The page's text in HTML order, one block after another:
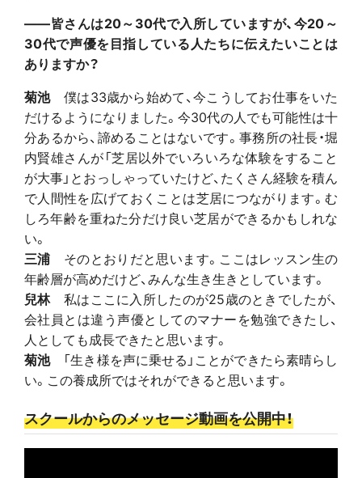
――皆さんは20～30代で入所していますが、今20～
30代で声優を目指している人たちに伝えたいことは
ありますか？
菊池僕は33歳から始めて、今こうしてお仕事をいた
だけるようになりました。今30代の人でも可能性は十
分あるから、諦めることはないです。事務所の社長・堀
内賢雄さんが「芝居以外でいろいろな体験をすること
が大事」とおっしゃっていたけど、たくさん経験を積ん
で人間性を広げておくことは芝居につながります。む
しろ年齢を重ねた分だけ良い芝居ができるかもしれな
い。
三浦 そのとおりだと思います。ここはレッスン生の
年齢層が高めだけど、みんな生き生きとしています。
兒林 私はここに入所したのが25歳のときでしたが、
会社員とは違う声優としてのマナーを勉強できたし、
人としても成長できたと思います。
菊池「生き様を声に乗せる」ことができたら素晴らし
い。この養成所ではそれができると思います。
スクールからのメッセージ動画を公開中！